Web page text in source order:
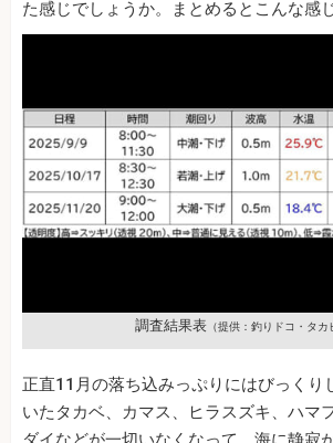
た感じでしょうか。まとめるとこんな感じ
調査結果表（提供：釣りドコ・タカ
正直11月の落ち込みっぷりにはびっくり
いたタカベ、カマス、ヒラスズキ、ハマ